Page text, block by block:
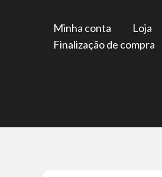
Minha conta Loja
Finalização de compra